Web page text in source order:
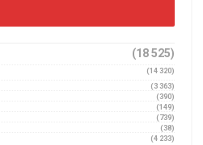
(18 525)
(14 320)
(3 363)
(390)
(149)
(739)
(38)
(4 233)